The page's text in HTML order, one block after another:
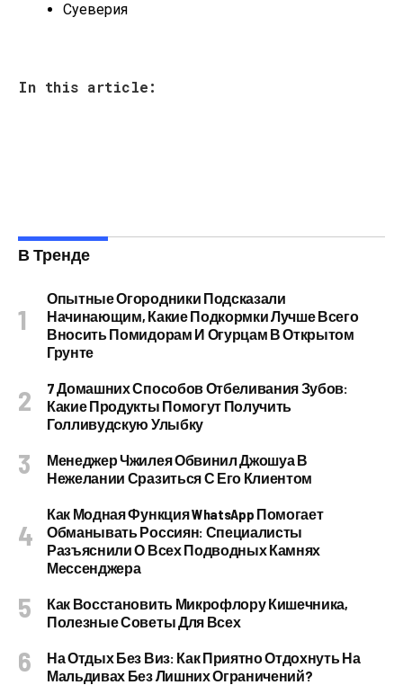
Суеверия
In this article:
В Тренде
Опытные Огородники Подсказали
Начинающим, Какие Подкормки Лучше Всего
Вносить Помидорам И Огурцам В Открытом
Грунте
7 Домашних Способов Отбеливания Зубов:
Какие Продукты Помогут Получить
Голливудскую Улыбку
Менеджер Чжилея Обвинил Джошуа В
Нежелании Сразиться С Его Клиентом
Как Модная Функция WhatsApp Помогает
Обманывать Россиян: Специалисты
Разъяснили О Всех Подводных Камнях
Мессенджера
Как Восстановить Микрофлору Кишечника,
Полезные Советы Для Всех
На Отдых Без Виз: Как Приятно Отдохнуть На
Мальдивах Без Лишних Ограничений?